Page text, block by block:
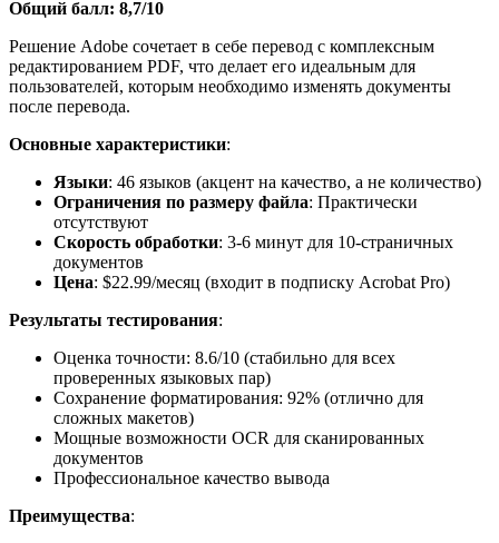
Общий балл: 8,7/10
Решение Adobe сочетает в себе перевод с комплексным
редактированием PDF, что делает его идеальным для
пользователей, которым необходимо изменять документы
после перевода.
Основные характеристики:
Языки: 46 языков (акцент на качество, а не количество)
Ограничения по размеру файла: Практически
отсутствуют
Скорость обработки: 3-6 минут для 10-страничных
документов
Цена: $22.99/месяц (входит в подписку Acrobat Pro)
Результаты тестирования:
Оценка точности: 8.6/10 (стабильно для всех
проверенных языковых пар)
Сохранение форматирования: 92% (отлично для
сложных макетов)
Мощные возможности OCR для сканированных
документов
Профессиональное качество вывода
Преимущества: